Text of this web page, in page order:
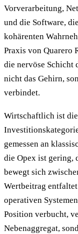
Vorverarbeitung,
und die Software,
kohärenten
Praxis von Quarero
die nervöse Schicht
nicht das Gehirn,
verbindet.
Wirtschaftlich ist
gemessen an
die Opex ist gering,
bewegt sich
Wertbeitrag
operativen
Position verbucht,
Nebenaggregat,